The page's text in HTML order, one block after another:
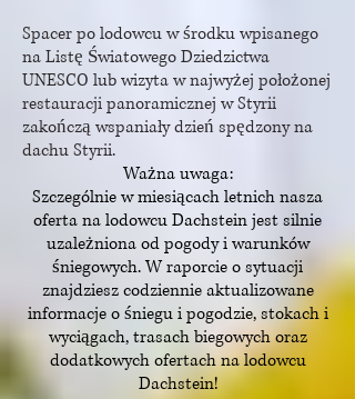
Spacer po lodowcu w środku wpisanego
na Listę Światowego Dziedzictwa
UNESCO lub wizyta w najwyżej położonej
restauracji panoramicznej w Styrii
zakończą wspaniały dzień spędzony na
dachu Styrii.
Ważna uwaga:
Szczególnie w miesiącach letnich nasza
oferta na lodowcu Dachstein jest silnie
uzależniona od pogody i warunków
śniegowych. W raporcie o sytuacji
znajdziesz codziennie aktualizowane
informacje o śniegu i pogodzie, stokach i
wyciągach, trasach biegowych oraz
dodatkowych ofertach na lodowcu
Dachstein!